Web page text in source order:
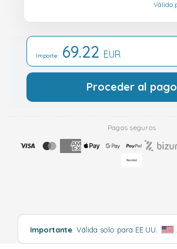
Válido
Importe: 69.22 EUR
Proceder al pago
Pagos seguros
Importante: Válida solo para EE.UU.